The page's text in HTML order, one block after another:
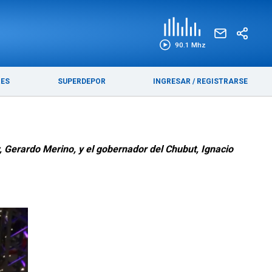
90.1 Mhz
SUPERDEPOR INGRESAR / REGISTRARSE
Merino, y el gobernador del Chubut, Ignacio